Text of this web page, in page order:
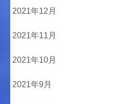
2021年12月
2021年11月
2021年10月
2021年9月